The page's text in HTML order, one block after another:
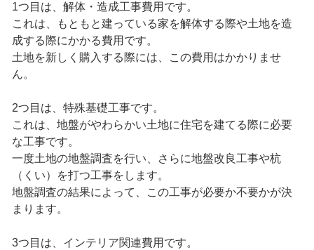
1つ目は、解体・造成工事費用です。
これは、もともと建っている家を解体する際や土地を造
成する際にかかる費用です。
土地を新しく購入する際には、この費用はかかりませ
ん。
2つ目は、特殊基礎工事です。
これは、地盤がやわらかい土地に住宅を建てる際に必要
な工事です。
一度土地の地盤調査を行い、さらに地盤改良工事や杭
（くい）を打つ工事をします。
地盤調査の結果によって、この工事が必要か不要かが決
まります。
3つ目は、インテリア関連費用です。